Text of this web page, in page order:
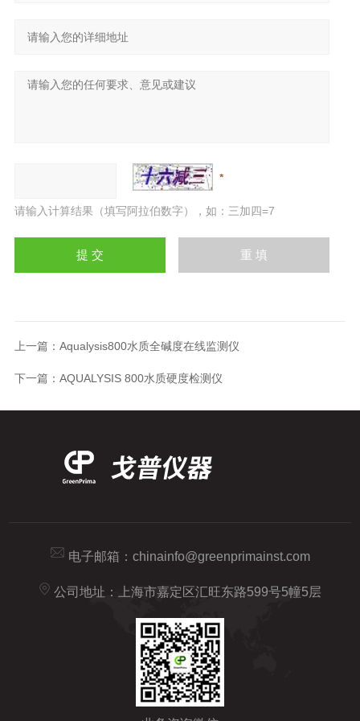
请输入计算结果（填写阿拉伯数字），如：三加四=7
上一篇： Aqualysis800水质全碱度在线监测仪
下一篇： AQUALYSIS 800水质硬度检测仪
电子邮箱： chinainfo@greenprimainst.com
公司地址：上海市嘉定区汇旺东路599号5幢5层